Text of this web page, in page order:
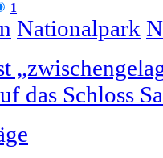
1
Nationalpark
das Schloss